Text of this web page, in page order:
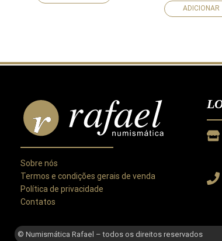
ADICIONAR
Este site utiliza cookies para melhorar a sua
Sobre nós
Termos e condições gerais de venda
Política de privacidade
Contatos
© Numismática Rafael – todos os direitos reservados